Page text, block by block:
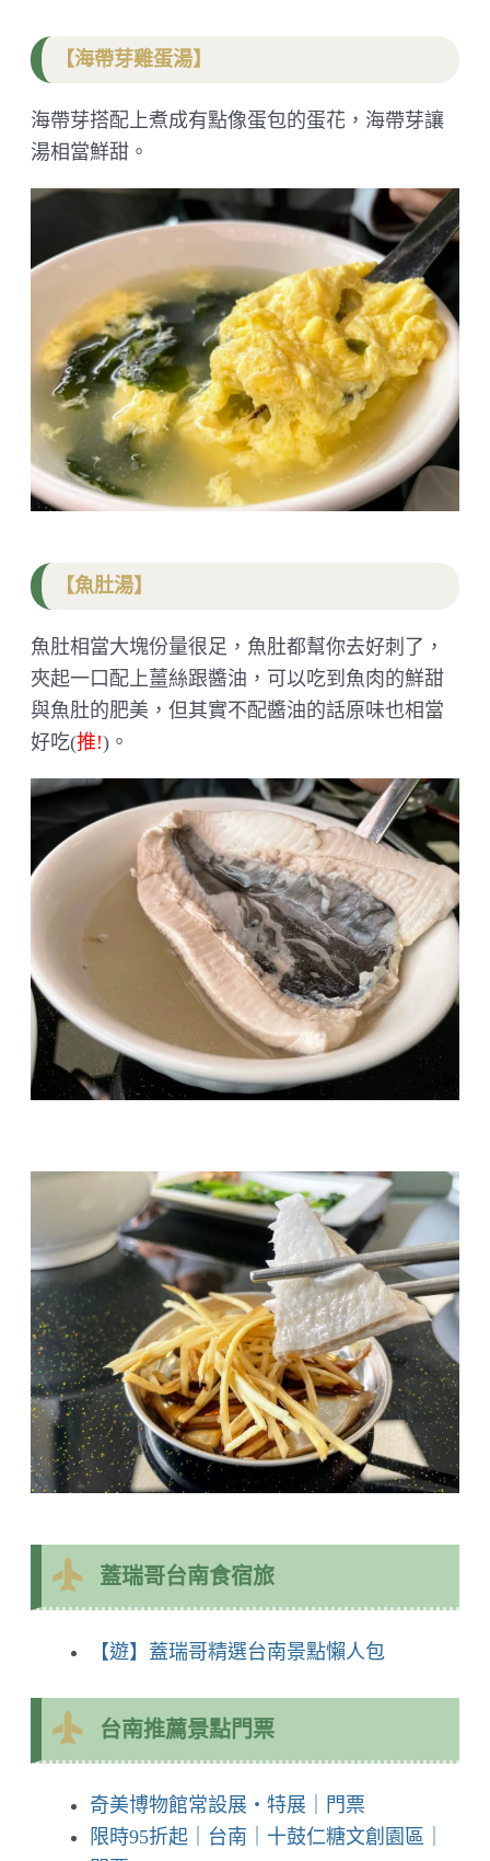
【海帶芽雞蛋湯】
海帶芽搭配上煮成有點像蛋包的蛋花，海帶芽讓
湯相當鮮甜。
【魚肚湯】
魚肚相當大塊份量很足，魚肚都幫你去好刺了，
夾起一口配上薑絲跟醬油，可以吃到魚肉的鮮甜
與魚肚的肥美，但其實不配醬油的話原味也相當
好吃(推!)。
蓋瑞哥台南食宿旅
【遊】蓋瑞哥精選台南景點懶人包
台南推薦景點門票
奇美博物館常設展・特展｜門票
限時95折起｜台南｜十鼓仁糖文創園區｜